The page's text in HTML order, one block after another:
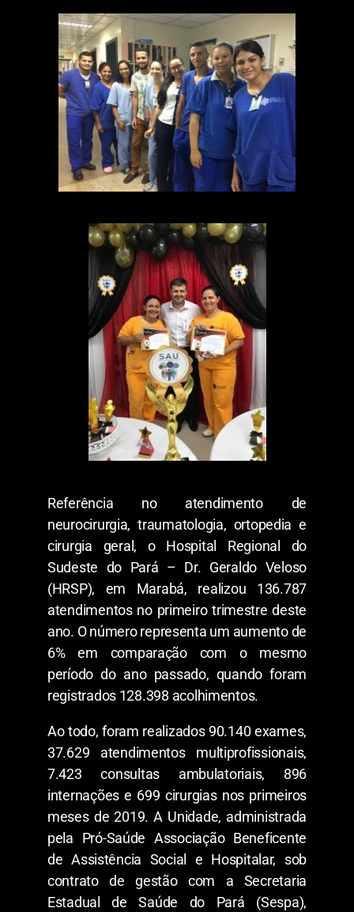
Referência no atendimento de
neurocirurgia, traumatologia, ortopedia e
cirurgia geral, o Hospital Regional do
Sudeste do Pará – Dr. Geraldo Veloso
(HRSP), em Marabá, realizou 136.787
atendimentos no primeiro trimestre deste
ano. O número representa um aumento de
6% em comparação com o mesmo
período do ano passado, quando foram
registrados 128.398 acolhimentos.
Ao todo, foram realizados 90.140 exames,
37.629 atendimentos multiprofissionais,
7.423 consultas ambulatoriais, 896
internações e 699 cirurgias nos primeiros
meses de 2019. A Unidade, administrada
pela Pró-Saúde Associação Beneficente
de Assistência Social e Hospitalar, sob
contrato de gestão com a Secretaria
Estadual de Saúde do Pará (Sespa),